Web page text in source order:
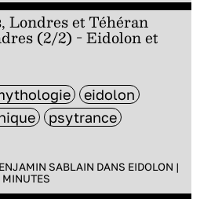
Londres et Téhéran
(2/2) - Eidolon et
eidolon
psytrance
SABLAIN DANS EIDOLON |
MINUTES